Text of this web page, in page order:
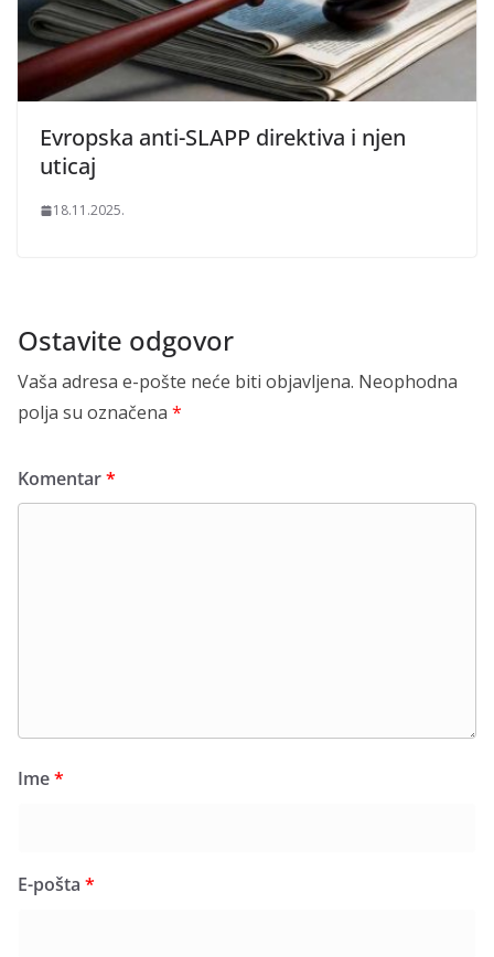
Evropska anti-SLAPP direktiva i njen
uticaj
18.11.2025.
Ostavite odgovor
Vaša adresa e-pošte neće biti objavljena. Neophodna
polja su označena *
Komentar*
Ime*
E-pošta *